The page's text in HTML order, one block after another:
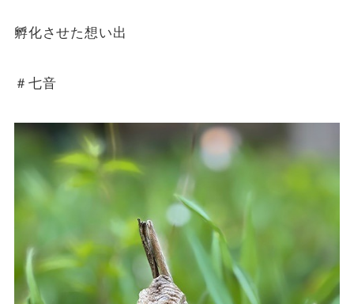
孵化させた想い出
＃七音